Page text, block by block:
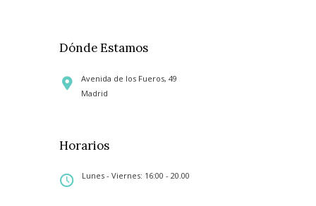
Dónde Estamos
Avenida de los Fueros, 49
Madrid
Horarios
Lunes - Viernes: 16:00 - 20.00